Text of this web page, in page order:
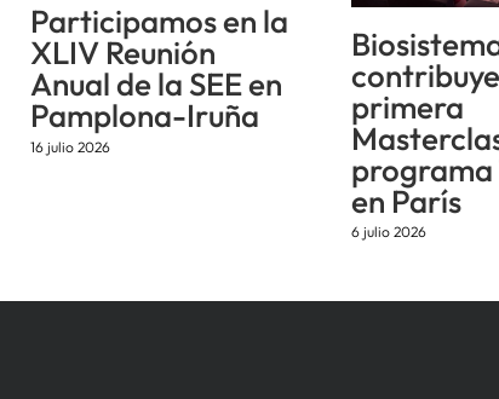
Participamos en la
XLIV Reunión
Anual de la SEE en
Pamplona-Iruña
16 julio 2026
primera
programa
en París
6 julio 2026